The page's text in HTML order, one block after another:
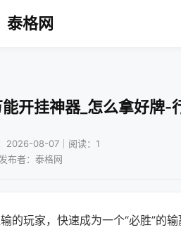
泰格网
开挂神器_怎么拿好牌-
2026-08-07｜阅读：1
发布者：泰格网
的玩家，快速成为一个“必胜”的